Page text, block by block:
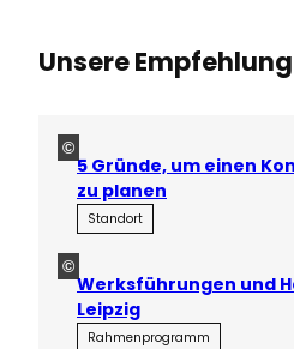
Unsere Empfehlung
©
5 Gründe, um einen
zu planen
Standort
©
Werksführungen und
Leipzig
Rahmenprogramm